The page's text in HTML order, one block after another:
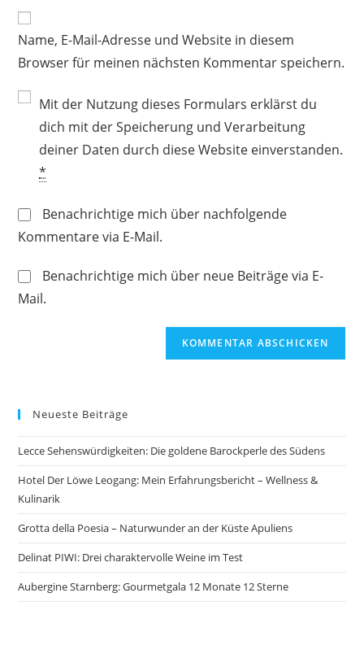
ein
Kommentieren
ein
URL
ein
(optional)
Name, E-Mail-Adresse und Website in diesem
Browser für meinen nächsten Kommentar speichern.
Mit der Nutzung dieses Formulars erklärst du
dich mit der Speicherung und Verarbeitung
deiner Daten durch diese Website einverstanden.
*
Benachrichtige mich über nachfolgende
Kommentare via E-Mail.
Benachrichtige mich über neue Beiträge via E-
Mail.
Neueste Beiträge
Lecce Sehenswürdigkeiten: Die goldene Barockperle des Südens
Hotel Der Löwe Leogang: Mein Erfahrungsbericht – Wellness &
Kulinarik
Grotta della Poesia – Naturwunder an der Küste Apuliens
Delinat PIWI: Drei charaktervolle Weine im Test
Aubergine Starnberg: Gourmetgala 12 Monate 12 Sterne